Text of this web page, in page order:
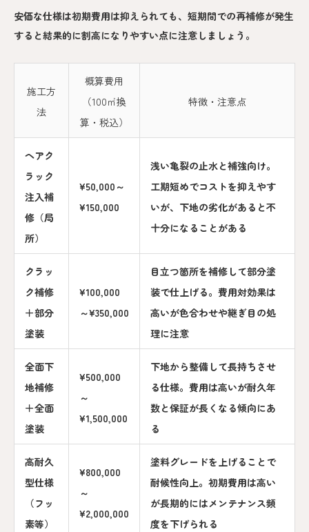
安価な仕様は初期費用は抑えられても、短期間での再補修が発生
すると結果的に割高になりやすい点に注意しましょう。
施工方
法
概算費用
（100㎡換
算・税込）
特徴・注意点
ヘアク
ラック
注入補
修（局
所）
¥50,000～
¥150,000
浅い亀裂の止水と補強向け。
工期短めでコストを抑えやす
いが、下地の劣化があると不
十分になることがある
クラッ
ク補修
＋部分
塗装
¥100,000
～¥350,000
目立つ箇所を補修して部分塗
装で仕上げる。費用対効果は
高いが色合わせや継ぎ目の処
理に注意
全面下
地補修
＋全面
塗装
¥500,000
～
¥1,500,000
下地から整備して長持ちさせ
る仕様。費用は高いが耐久年
数と保証が長くなる傾向にあ
る
高耐久
型仕様
（フッ
素等）
¥800,000
～
¥2,000,000
塗料グレードを上げることで
耐候性向上。初期費用は高い
が長期的にはメンテナンス頻
度を下げられる